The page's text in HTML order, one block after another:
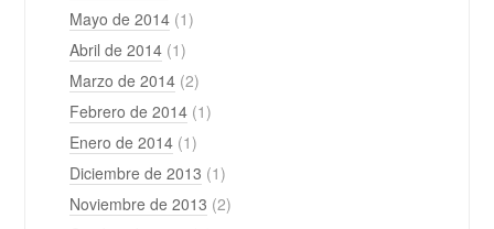
Mayo de 2014 (1)
Abril de 2014 (1)
Marzo de 2014 (2)
Febrero de 2014 (1)
Enero de 2014 (1)
Diciembre de 2013 (1)
Noviembre de 2013 (2)